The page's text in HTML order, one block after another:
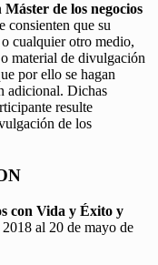
Máster de los negocios
consienten que su
cualquier otro medio,
material de divulgación
por ello se hagan
adicional. Dichas
resulte
de los
con Vida y Éxito y
al 20 de mayo de